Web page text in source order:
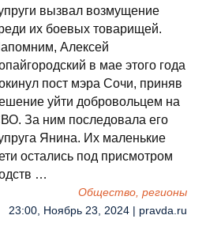
вызвал возмущение
их боевых товарищей.
Алексей
в мае этого года
пост мэра Сочи, приняв
уйти добровольцем на
За ним последовала его
Янина. Их маленькие
остались под присмотром
…
Общество, регионы
23:00, Ноябрь 23, 2024 | pravda.ru